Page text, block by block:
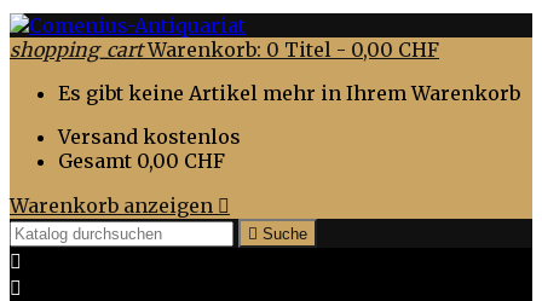
shopping_cart Warenkorb: 0 Titel - 0,00 CHF
Es gibt keine Artikel mehr in Ihrem Warenkorb
Versand kostenlos
Gesamt 0,00 CHF
Warenkorb anzeigen 
 Suche

